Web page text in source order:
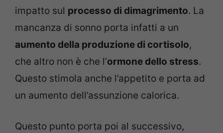
impatto sul processo di dimagrimento. La
mancanza di sonno porta infatti a un
aumento della produzione di cortisolo,
che altro non è che l’ormone dello stress.
Questo stimola anche l’appetito e porta ad
un aumento dell’assunzione calorica.
Questo punto porta poi al successivo,